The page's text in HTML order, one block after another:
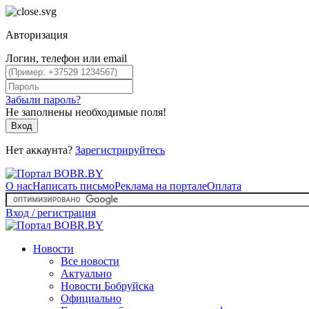
Авторизация
Логин, телефон или email
Забыли пароль?
Не заполнены необходимые поля!
Вход
Нет аккаунта? Зарегистрируйтесь
О насНаписать письмоРеклама на порталеОплата
Вход / регистрация
Новости
Все новости
Актуально
Новости Бобруйска
Официально